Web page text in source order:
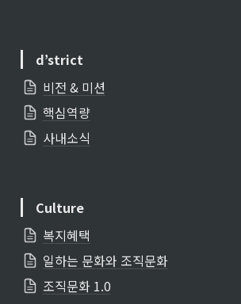
d’strict
비전 & 미션
핵심역량
사내소식
Culture
복지혜택
일하는 문화와 조직문화
조직문화 1.0